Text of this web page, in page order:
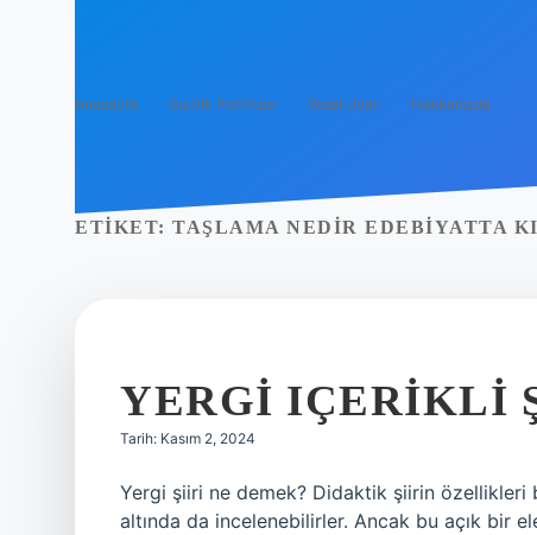
Anasayfa Gizlilik Politikası Yasal Uyarı Hakkımızda
ETIKET: TAŞLAMA NEDIR EDEBIYATTA
YERGI IÇERIKLI
Tarih: Kasım 2, 2024
Yergi şiiri ne demek? Didaktik şiirin
altında da incelenebilirler. Ancak bu açık bir